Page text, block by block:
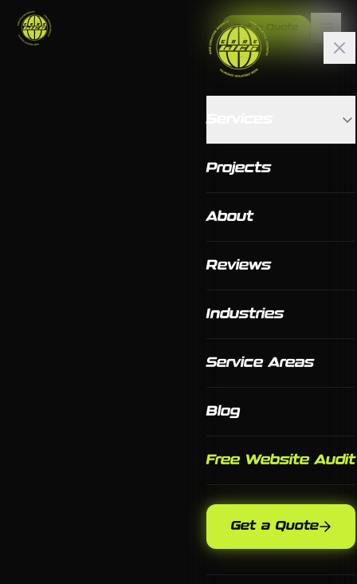
Get a Quote
Projects
About
Reviews
Industries
Service Areas
Blog
Free Website Audit
Get a Quote